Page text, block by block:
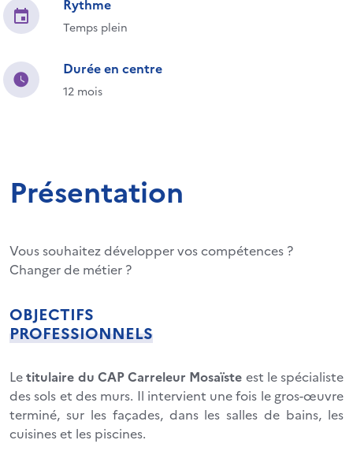
Rythme
Temps plein
Durée en centre
12 mois
Présentation
Vous souhaitez développer vos compétences ?
Changer de métier ?
OBJECTIFS
PROFESSIONNELS
Letitulaire du CAP Carreleur Mosaïste est le spécialiste
des sols et des murs. Il intervient une fois le gros-œuvre
terminé, sur les façades, dans les salles de bains, les
cuisines et les piscines.